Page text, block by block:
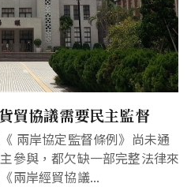
貿協議需要民主監督
兩岸協定監督條例》尚未通
參與，都欠缺一部完整法律來
兩岸經貿協議...